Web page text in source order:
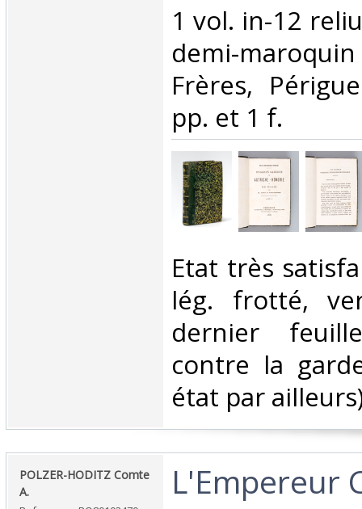
‎1 vol. in-12
demi-
Frères,
pp. et 1 f.‎
‎Etat très
lég. frotté,
dernier
contre la
état par
‎POLZER-HODITZ Comte
A.‎
‎L'Empereur